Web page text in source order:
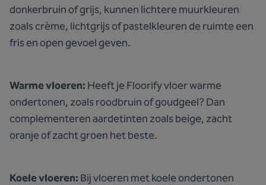
donkerbruin of grijs, kunnen lichtere muurkleuren
zoals crème, lichtgrijs of pastelkleuren de ruimte een
fris en open gevoel geven.
Warme vloeren: Heeft je Floorify vloer warme
ondertonen, zoals roodbruin of goudgeel? Dan
complementeren aardetinten zoals beige, zacht
oranje of zacht groen het beste.
Koele vloeren: Bij vloeren met koele ondertonen